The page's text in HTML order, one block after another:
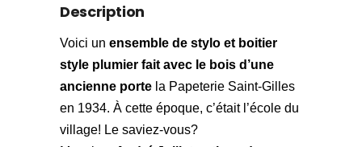
Description
Voici un ensemble de stylo et boitier
style plumier fait avec le bois d’une
ancienne porte la Papeterie Saint-Gilles
en 1934. À cette époque, c’était l’école du
village! Le saviez-vous?